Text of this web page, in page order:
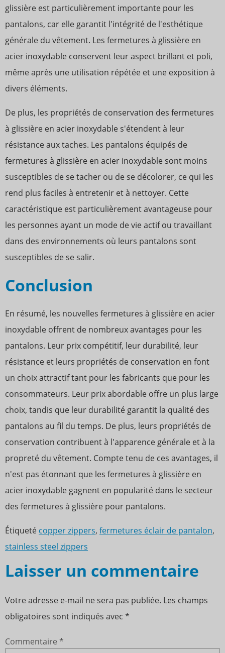
glissière est particulièrement importante pour les
pantalons, car elle garantit l'intégrité de l'esthétique
générale du vêtement. Les fermetures à glissière en
acier inoxydable conservent leur aspect brillant et poli,
même après une utilisation répétée et une exposition à
divers éléments.
De plus, les propriétés de conservation des fermetures
à glissière en acier inoxydable s'étendent à leur
résistance aux taches. Les pantalons équipés de
fermetures à glissière en acier inoxydable sont moins
susceptibles de se tacher ou de se décolorer, ce qui les
rend plus faciles à entretenir et à nettoyer. Cette
caractéristique est particulièrement avantageuse pour
les personnes ayant un mode de vie actif ou travaillant
dans des environnements où leurs pantalons sont
susceptibles de se salir.
Conclusion
En résumé, les nouvelles fermetures à glissière en acier
inoxydable offrent de nombreux avantages pour les
pantalons. Leur prix compétitif, leur durabilité, leur
résistance et leurs propriétés de conservation en font
un choix attractif tant pour les fabricants que pour les
consommateurs. Leur prix abordable offre un plus large
choix, tandis que leur durabilité garantit la qualité des
pantalons au fil du temps. De plus, leurs propriétés de
conservation contribuent à l'apparence générale et à la
propreté du vêtement. Compte tenu de ces avantages, il
n'est pas étonnant que les fermetures à glissière en
acier inoxydable gagnent en popularité dans le secteur
des fermetures à glissière pour pantalons.
Étiqueté copper zippers, fermetures éclair de pantalon,
stainless steel zippers
Laisser un commentaire
Votre adresse e-mail ne sera pas publiée. Les champs
obligatoires sont indiqués avec *
Commentaire *